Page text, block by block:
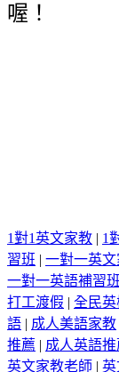
喔！
1對1英文家教 | 1
習班 | 一對一英
一對一英語補習班
打工渡假 | 全民英
語 | 成人美語家教
推薦 | 成人英語推
英文家教老師 | 英